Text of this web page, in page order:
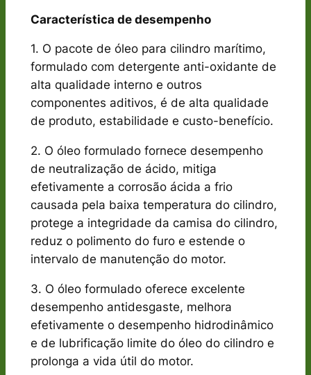
Característica de desempenho
1. O pacote de óleo para cilindro marítimo,
formulado com detergente anti-oxidante de
alta qualidade interno e outros
componentes aditivos, é de alta qualidade
de produto, estabilidade e custo-benefício.
2. O óleo formulado fornece desempenho
de neutralização de ácido, mitiga
efetivamente a corrosão ácida a frio
causada pela baixa temperatura do cilindro,
protege a integridade da camisa do cilindro,
reduz o polimento do furo e estende o
intervalo de manutenção do motor.
3. O óleo formulado oferece excelente
desempenho antidesgaste, melhora
efetivamente o desempenho hidrodinâmico
e de lubrificação limite do óleo do cilindro e
prolonga a vida útil do motor.